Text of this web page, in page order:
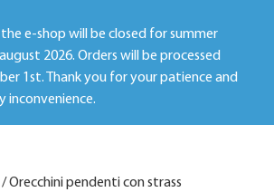
e-shop will be closed for summer
2026. Orders will be processed
1st. Thank you for your patience and
inconvenience.
/ Orecchini pendenti con strass